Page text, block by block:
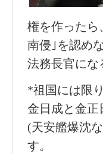
権を作ったら
南侵｣を認め
法務長官にな
*祖国には限
金日成と金正
(天安艦爆沈
す。